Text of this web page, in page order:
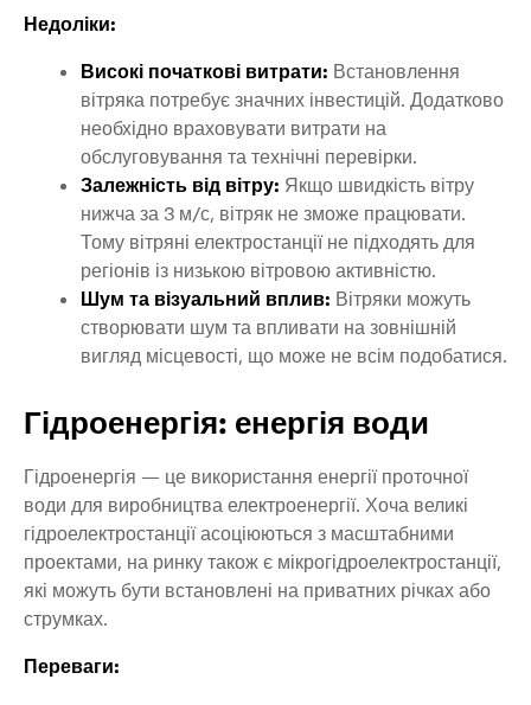
Недоліки:
Високі початкові витрати: Встановлення
вітряка потребує значних інвестицій. Додатково
необхідно враховувати витрати на
обслуговування та технічні перевірки.
Залежність від вітру: Якщо швидкість вітру
нижча за 3 м/с, вітряк не зможе працювати.
Тому вітряні електростанції не підходять для
регіонів із низькою вітровою активністю.
Шум та візуальний вплив: Вітряки можуть
створювати шум та впливати на зовнішній
вигляд місцевості, що може не всім подобатися.
Гідроенергія: енергія води
Гідроенергія — це використання енергії проточної
води для виробництва електроенергії. Хоча великі
гідроелектростанції асоціюються з масштабними
проектами, на ринку також є мікрогідроелектростанції,
які можуть бути встановлені на приватних річках або
струмках.
Переваги: